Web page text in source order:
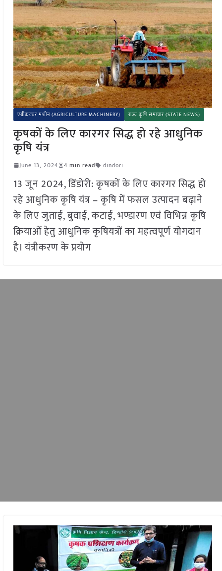
एग्रीकल्चर मशीन (AGRICULTURE MACHINERY) राज्य कृषि समाचार (STATE NEWS)
कृषकों के लिए कारगर सिद्ध हो रहे आधुनिक
कृषि यंत्र
June 13, 2024 4 min read dindori
13 जून 2024, डिंडोरी: कृषकों के लिए कारगर सिद्ध हो
रहे आधुनिक कृषि यंत्र – कृषि में फसल उत्पादन बढ़ाने
के लिए जुताई, बुवाई, कटाई, भण्डारण एवं विभिन्न कृषि
क्रियाओं हेतु आधुनिक कृषियत्रों का महत्वपूर्ण योगदान
है। यंत्रीकरण के प्रयोग